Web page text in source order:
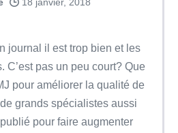
journal il est trop bien et les
C’est pas un peu court? Que
pour améliorer la qualité de
grands spécialistes aussi
pour faire augmenter